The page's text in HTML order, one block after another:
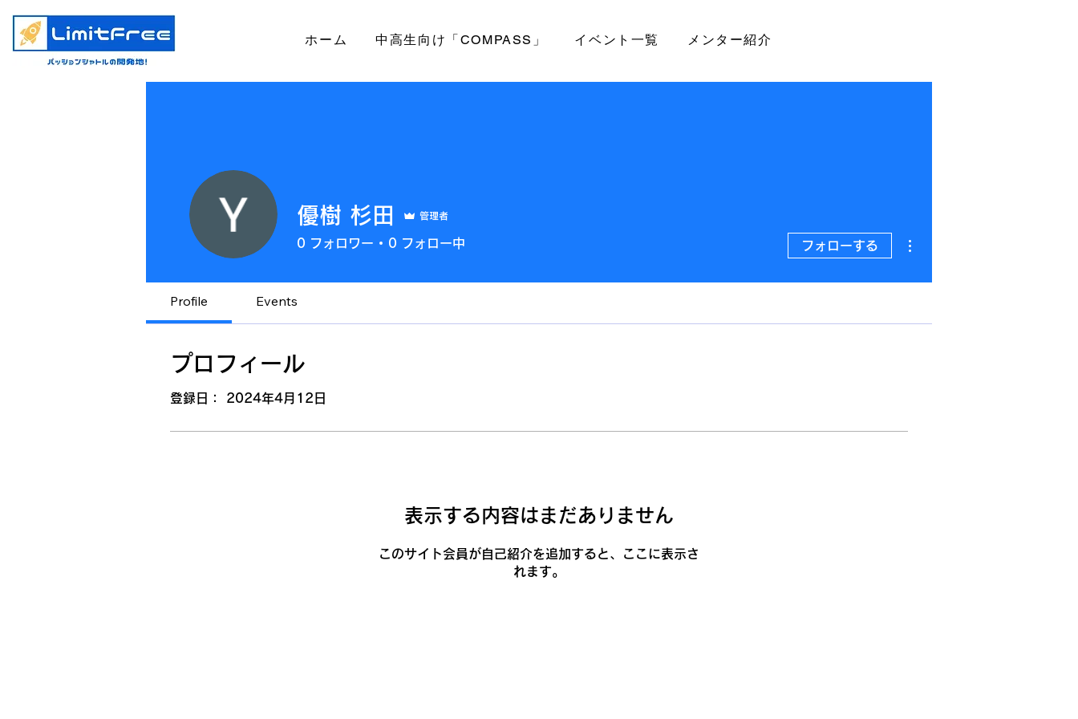
ホーム 中高生向け「COMPASS」 イベント一覧 メンター紹介
優樹 杉田 管理者
0 フォロワー 0 フォロー中 フォローする
Profile Events
プロフィール
登録日： 2024年4月12日
表示する内容はまだありません
このサイト会員が自己紹介を追加すると、ここに表示さ
れます。